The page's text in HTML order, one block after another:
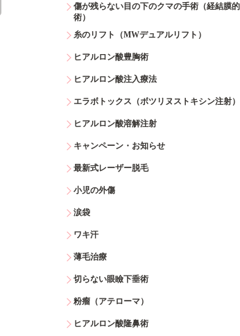
傷が残らない目の下のクマの手術（経結膜
術）
糸のリフト（MWデュアルリフト）
ヒアルロン酸豊胸術
ヒアルロン酸注入療法
エラボトックス（ボツリヌストキシン注射）
ヒアルロン酸溶解注射
キャンペーン・お知らせ
最新式レーザー脱毛
小児の外傷
涙袋
ワキ汗
薄毛治療
切らない眼瞼下垂術
粉瘤（アテローマ）
ヒアルロン酸隆鼻術